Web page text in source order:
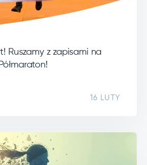
Ruszamy z zapisami na
16 LUTY